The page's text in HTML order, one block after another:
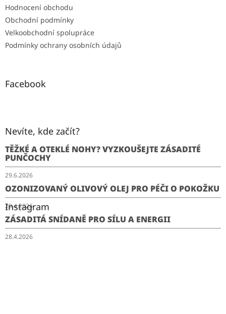
Hodnocení obchodu
Obchodní podmínky
Velkoobchodní spolupráce
Podmínky ochrany osobních údajů
Facebook
Nevíte, kde začít?
TĚŽKÉ A OTEKLÉ NOHY? VYZKOUŠEJTE ZÁSADITÉ
PUNČOCHY
29.6.2026
OZONIZOVANÝ OLIVOVÝ OLEJ PRO PÉČI O POKOŽKU
29.4.2026
ZÁSADITÁ SNÍDANĚ PRO SÍLU A ENERGII
28.4.2026
Instagram